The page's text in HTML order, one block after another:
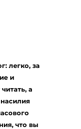
легко, за
и
а
что вы